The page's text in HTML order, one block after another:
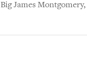
Big James Montgomery,